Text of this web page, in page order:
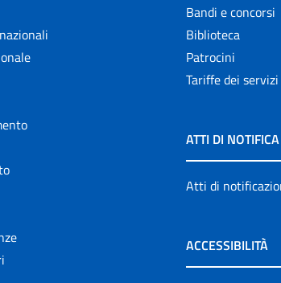
Bandi e concorsi
Biblioteca
Patrocini
Tariffe dei
ATTI DI NOTIFICA
Atti di
ACCESSIBILITÀ